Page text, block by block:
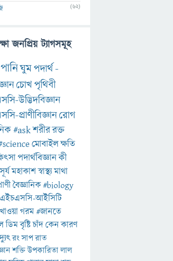
(62)
জনপ্রিয় ট্যাগসমূহ
পানিঘুমপদার্থ-
চোখপৃথিবী
উদ্ভিদবিজ্ঞান
প্রাণীবিজ্ঞানরোগ
#askশরীররক্ত
মোবাইলক্ষতি
পদার্থবিজ্ঞানকী
সূর্যমহাকাশস্বাস্থ্যমাথা
বৈজ্ঞানিক#biology
এইচএসসি-আইসিটি
খাওয়াগরম#জানতে
ডিমবৃষ্টিচাঁদকেনকারণ
রংসাপরাত
শক্তিউপকারিতালাল